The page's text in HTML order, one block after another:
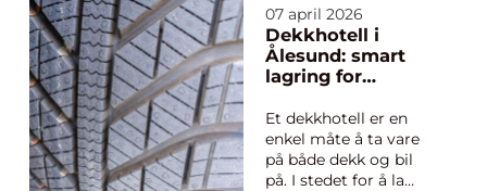
arbeidsflyt, fornøyde
ansatte og et mer
profesjonelt inntrykk
ut mot kunder og
Feil valg kan derimot
gi unødvendige
kostnade...
07 april 2026
Dekkhotell i
Ålesund: smart
lagring for
Et dekkhotell er en
enkel måte å ta vare
på både dekk og bil
på. I stedet for å la